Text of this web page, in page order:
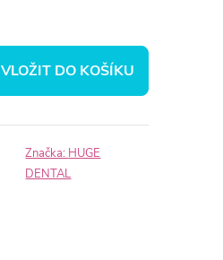
VLOŽIT DO KOŠÍKU
Značka: HUGE
DENTAL